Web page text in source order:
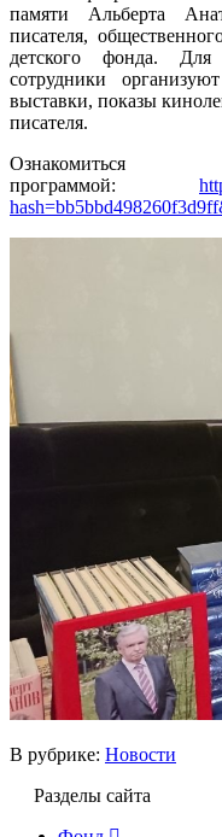
памяти Альберта
писателя,
детского фонда. Для
сотрудники
выставки, показы
писателя.
программой:
В рубрике: Новости
Разделы сайта